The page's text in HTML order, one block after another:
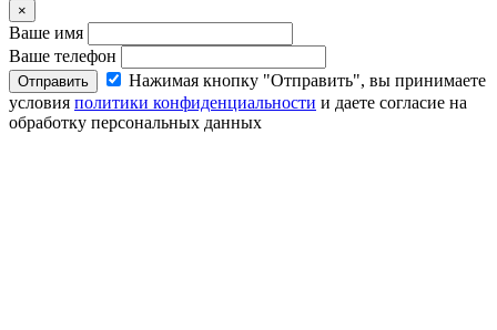
×
Ваше имя
Ваше телефон
Отправить
Нажимая кнопку "Отправить", вы принимаете
условия политики конфиденциальности и даете согласие на
обработку персональных данных